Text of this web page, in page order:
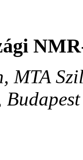
MTA
Budapest